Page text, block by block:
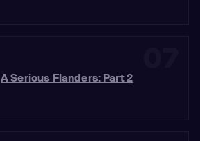
A Serious Flanders: Part 2